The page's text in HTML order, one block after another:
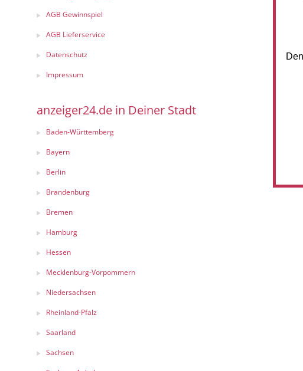
AGB Gewinnspiel
AGB Lieferservice
Datenschutz
Impressum
anzeiger24.de in Deiner Stadt
Baden-Württemberg
Bayern
Berlin
Brandenburg
Bremen
Hamburg
Hessen
Mecklenburg-Vorpommern
Niedersachsen
Rheinland-Pfalz
Saarland
Sachsen